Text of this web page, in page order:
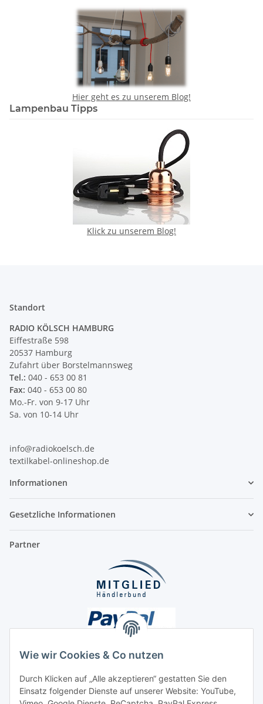
Wie wir Cookies & Co nutzen
Durch Klicken auf „Alle akzeptieren“ gestatten Sie den
Einsatz folgender Dienste auf unserer Website: YouTube,
Hier geht es zu unserem Blog!
Lampenbau Tipps
Klick zu unserem Blog!
Standort
RADIO KÖLSCH HAMBURG
Eiffestraße 598
20537 Hamburg
Zufahrt über Borstelmannsweg
Tel.: 040 - 653 00 81
Fax: 040 - 653 00 80
Mo.-Fr. von 9-17 Uhr
Sa. von 10-14 Uhr
info@radiokoelsch.de
textilkabel-onlineshop.de
Informationen
Gesetzliche Informationen
Partner
Unsere Seiten